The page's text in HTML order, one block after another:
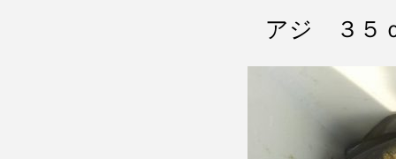
アジ ３５